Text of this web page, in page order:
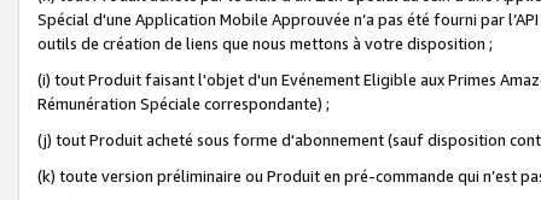
Spécial d'une Application Mobile Approuvée n’a pas été fourni par
outils de création de liens que nous mettons à votre disposition ;
(i) tout Produit faisant l'objet d'un Evénement Eligible aux Primes
Rémunération Spéciale correspondante) ;
(j) tout Produit acheté sous forme d'abonnement (sauf disposition
(k) toute version préliminaire ou Produit en pré-commande qui n’est